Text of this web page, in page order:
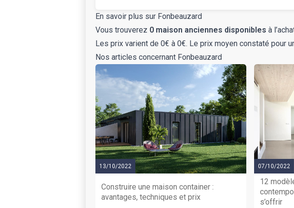
En savoir plus sur Fonbeauzard
Vous trouverez 0 maison anciennes disponibles à
Les prix varient de 0€ à 0€. Le prix moyen constaté pour
Nos articles concernant Fonbeauzard
13/10/2022
Construire une maison container :
avantages, techniques et prix
07/10/2022
12
s’offrir